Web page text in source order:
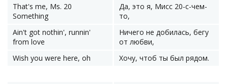
That's me, Ms. 20
Something
Да, это я, Мисс 20-с-чем-
то,
Ain't got nothin', runnin'
from love
Ничего не добилась, бегу
от любви,
Wish you were here, oh
Хочу, чтоб ты был рядом.